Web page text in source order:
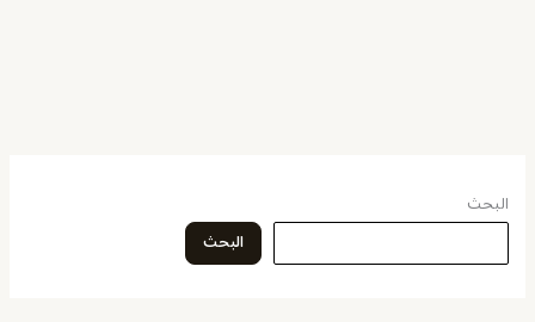
البحث
البحث